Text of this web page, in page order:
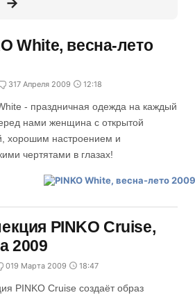
White, весна-лето
317 Апреля 2009 12:18
- праздничная одежда на каждый
нами женщина с открытой
хорошим настроением и
чертятами в глазах!
PINKO Cruise,
2009
019 Марта 2009 18:47
PINKO Cruise создаёт образ